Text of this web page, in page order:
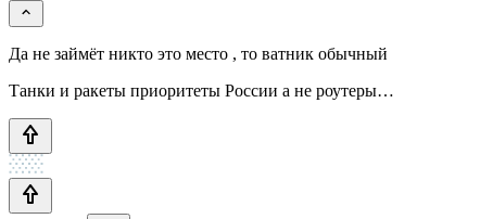
Да не займёт никто это место , то ватник обычный
Танки и ракеты приоритеты России а не роутеры…